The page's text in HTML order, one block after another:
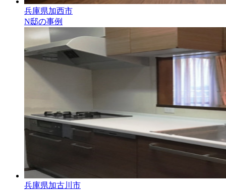
兵庫県加西市
N邸の事例
兵庫県加古川市